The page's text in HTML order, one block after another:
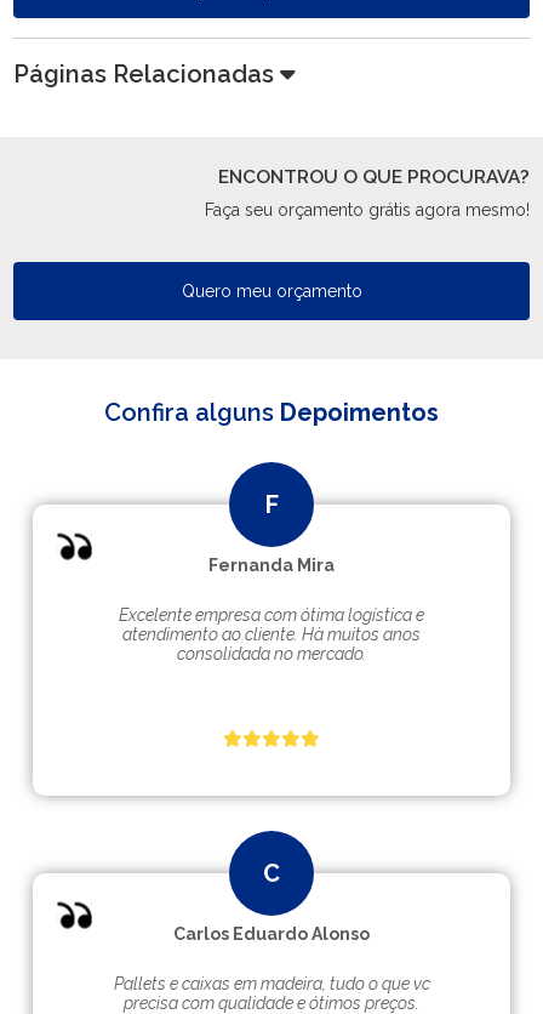
Páginas Relacionadas
ENCONTROU O QUE PROCURAVA?
Faça seu orçamento grátis agora mesmo!
Quero meu orçamento
Confira alguns Depoimentos
Fernanda Mira
Excelente empresa com ótima logística e
atendimento ao cliente. Hà muitos anos
consolidada no mercado.
Carlos Eduardo Alonso
Pallets e caixas em madeira, tudo o que vc
precisa com qualidade e ótimos preços.